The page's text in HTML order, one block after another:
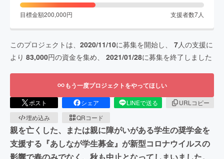
目標金額200,000円 支援者数7人
このプロジェクトは、 2020/11/10に募集を開始し、 7人の支援に
より 83,000円の資金を集め、 2021/01/28に募集を終了しました
もう一度プロジェクトをやってほしい
ポスト シェア LINEで送る
URLコピー
埋め込み
QRコード
親を亡くした、または親に障がいがある学生の奨学金を
支援する『あしなが学生募金』が新型コロナウイルスの
影響で春のみでなく、秋も中止となってしまいました。